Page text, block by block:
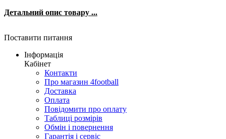
Детальний опис товару ...
Поставити питання
Інформація
Кабінет
Контакти
Про магазин 4football
Доставка
Оплата
Повідомити про оплату
Таблиці розмірів
Обмін і повернення
Гарантія і сервіс